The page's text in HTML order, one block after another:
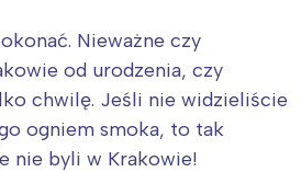
Nieważne czy
od urodzenia, czy
chwilę. Jeśli nie widzieliście
ogniem smoka, to tak
nie byli w Krakowie!